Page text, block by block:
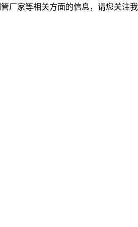
厂家等相关方面的信息，请您关注